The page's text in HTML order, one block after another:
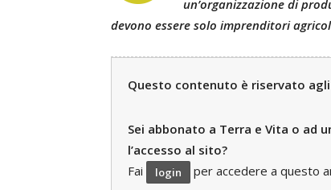
un’organizzazione di
devono essere solo imprenditori
Questo contenuto è riservato
Sei abbonato a Terra e Vita o ad
l’accesso al sito?
Fai
login per accedere a questo